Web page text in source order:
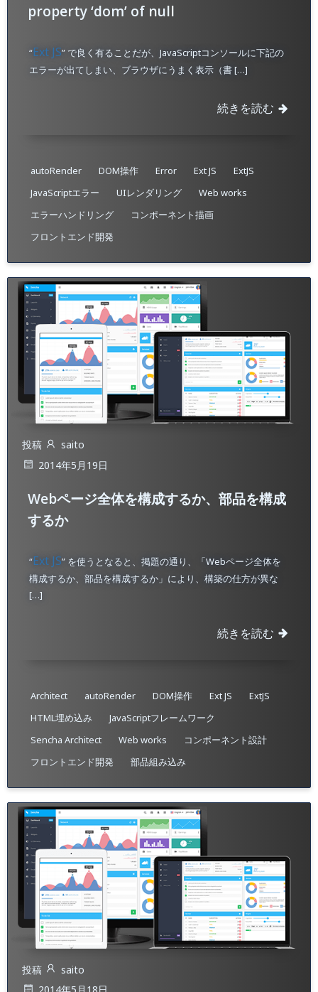
property ‘dom’ of null
“Ext JS” で良く有ることだが、JavaScriptコンソールに下記の
エラーが出てしまい、ブラウザにうまく表示（書 […]
続きを読む
autoRender DOM操作 Error Ext JS
ExtJS
JavaScriptエラー
UIレンダリング
Web works
エラーハンドリング
コンポーネント描画
フロントエンド開発
投稿
saito
2014年5月19日
Webページ全体を構成するか、部品を構成
するか
“Ext JS” を使うとなると、掲題の通り、「Webページ全体を
構成するか、部品を構成するか」により、構築の仕方が異な
[…]
続きを読む
Architect autoRender DOM操作 Ext JS
ExtJS
HTML埋め込み
JavaScriptフレームワーク
Sencha Architect
Web works
コンポーネント設計
フロントエンド開発
部品組み込み
投稿
saito